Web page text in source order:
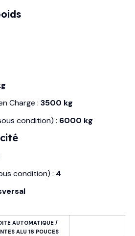
Charge : 3500 kg
condition) : 6000 kg
condition) : 4
AUTOMATIQUE /
ALU 16 POUCES